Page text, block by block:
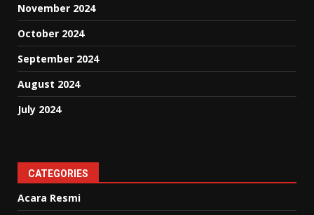
November 2024
October 2024
September 2024
August 2024
July 2024
CATEGORIES
Acara Resmi